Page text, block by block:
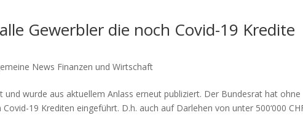
Gewerbler die noch Covid-19 Kredite
News Finanzen und Wirtschaft
wurde aus aktuellem Anlass erneut publiziert. Der Bundesrat hat ohne
19 Krediten eingeführt. D.h. auch auf Darlehen von unter 500‘000